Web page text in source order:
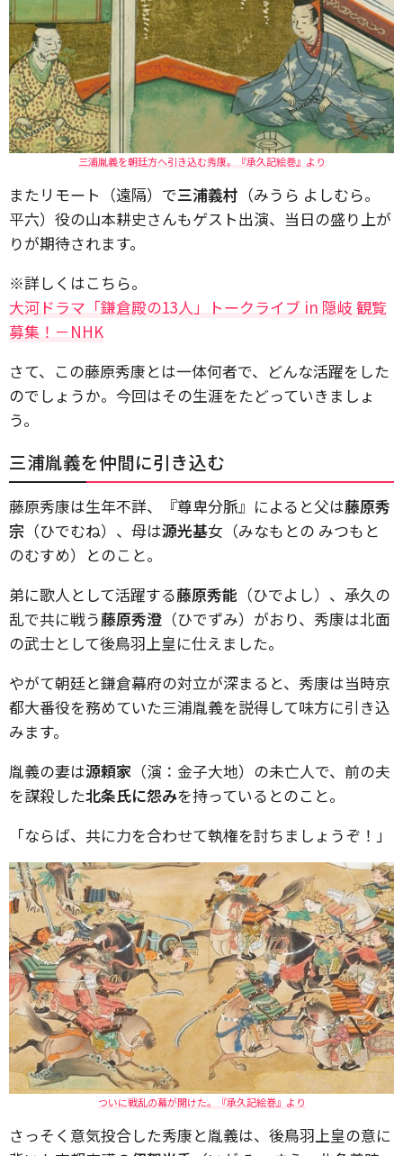
三浦胤義を朝廷方へ引き込む秀康。『承久記絵巻』より
またリモート（遠隔）で三浦義村 （みうら よしむら。
平六）役の山本耕史さんもゲスト出演、当日の盛り上が
りが期待されます。
※詳しくはこちら。
大河ドラマ「鎌倉殿の13人」トークライブ in 隠岐 観覧
募集！－NHK
さて、この藤原秀康とは一体何者で、どんな活躍をした
のでしょうか。今回はその生涯をたどっていきましょ
う。
三浦胤義を仲間に引き込む
藤原秀康は生年不詳、『尊卑分脈』によると父は藤原秀
宗 （ひでむね）、母は源光基女（みなもとの みつもと
のむすめ）とのこと。
弟に歌人として活躍する藤原秀能 （ひでよし）、承久の
乱で共に戦う藤原秀澄 （ひでずみ）がおり、秀康は北面
の武士として後鳥羽上皇に仕えました。
やがて朝廷と鎌倉幕府の対立が深まると、秀康は当時京
都大番役を務めていた三浦胤義を説得して味方に引き込
みます。
胤義の妻は源頼家 （演：金子大地）の未亡人で、前の夫
を謀殺した北条氏に怨みを持っているとのこと。
「ならば、共に力を合わせて執権を討ちましょうぞ！」
ついに戦乱の幕が開けた。『承久記絵巻』より
さっそく意気投合した秀康と胤義は、後鳥羽上皇の意に